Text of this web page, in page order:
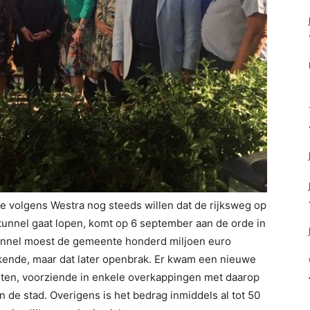
volgens Westra nog steeds willen dat de rijksweg op
gaat lopen, komt op 6 september aan de orde in
moest de gemeente honderd miljoen euro
maar dat later openbrak. Er kwam een nieuwe
voorziende in enkele overkappingen met daarop
stad. Overigens is het bedrag inmiddels al tot 50